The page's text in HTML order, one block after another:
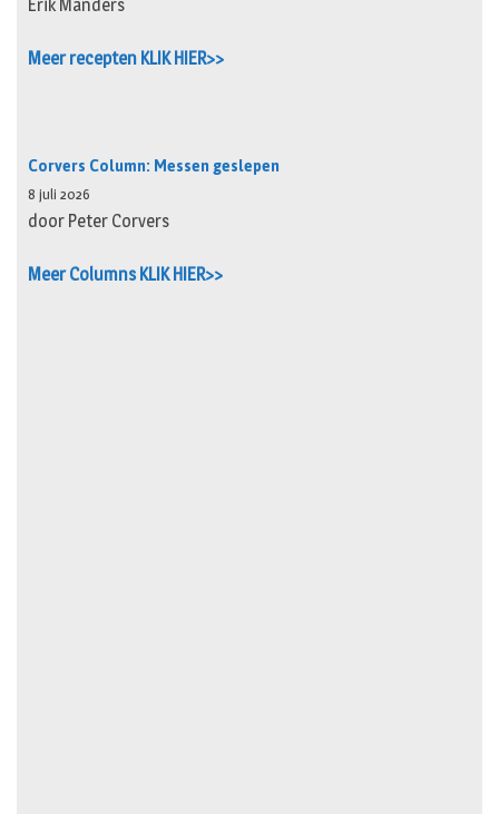
Erik Manders
Meer recepten KLIK HIER>>
Corvers Column: Messen geslepen
8 juli 2026
door Peter Corvers
Meer Columns KLIK HIER>>